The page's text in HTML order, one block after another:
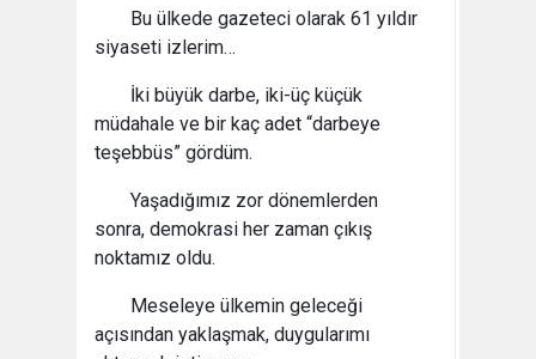
Bu ülkede gazeteci olarak 61 yıldır
siyaseti izlerim…
İki büyük darbe, iki-üç küçük
müdahale ve bir kaç adet “darbeye
teşebbüs” gördüm.
Yaşadığımız zor dönemlerden
sonra, demokrasi her zaman çıkış
noktamız oldu.
Meseleye ülkemin geleceği
açısından yaklaşmak, duygularımı